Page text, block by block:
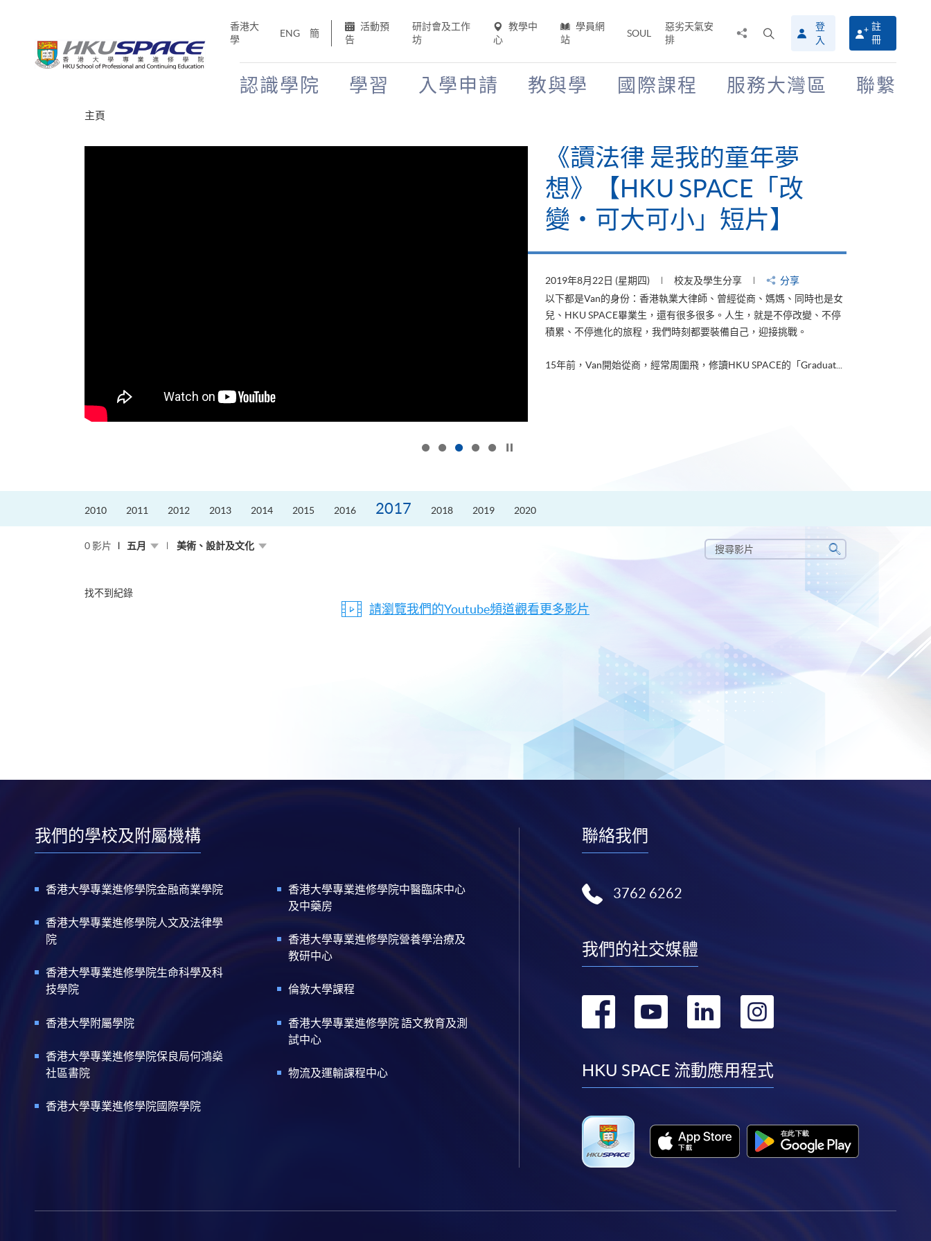
香港大
學
ENG 簡
活動預
告
研討會及工作
坊
教學中
心
學員網
站
SOUL
惡劣天氣安
排
搜
尋
介
登
入
註
冊
認識學院 學習 入學申請 教與學 國際課程 服務大灣區 聯繫
主頁
《讀法律 是我的童年夢
想》【HKU SPACE「改
變‧可大可小」短片】
2019年8月22日 (星期四) 校友及學生分享
分享
以下都是Van的身份：香港執業大律師、曾經從商、媽媽、同時也是女
兒、HKU SPACE畢業生，還有很多很多。人生，就是不停改變、不停
積累、不停進化的旅程，我們時刻都要裝備自己，迎接挑戰。
15年前，Van開始從商，經常周圍飛，修讀HKU SPACE的「Graduat...
2010 2011 2012 2013 2014 2015 2016 2017 2018 2019 2020
0 影片 五月 美術、設計及文化
搜
尋
搜
尋
找不到紀錄
請瀏覽我們的Youtube頻道觀看更多影片
我們的學校及附屬機構
香港大學專業進修學院金融商業學院
香港大學專業進修學院人文及法律學
院
香港大學專業進修學院生命科學及科
技學院
香港大學附屬學院
香港大學專業進修學院保良局何鴻燊
社區書院
香港大學專業進修學院國際學院
香港大學專業進修學院中醫臨床中心
及中藥房
香港大學專業進修學院營養學治療及
教研中心
倫敦大學課程
香港大學專業進修學院 語文教育及測
試中心
物流及運輸課程中心
聯絡我們
3762 6262
我們的社交媒體
轉
facebook
轉
youtube
轉
linkedin
轉
instagram
HKU SPACE 流動應用程式